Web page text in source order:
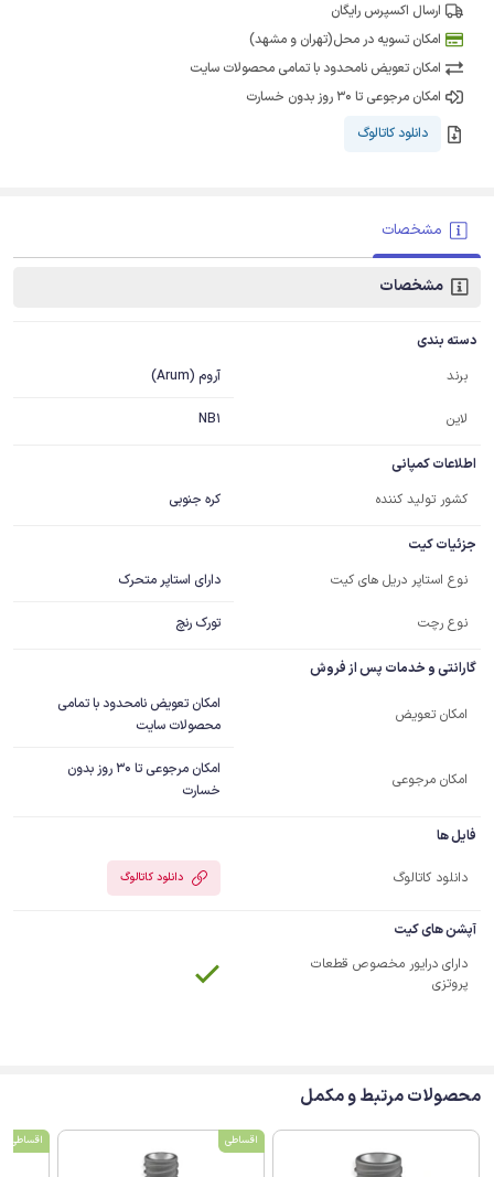
ارسال اکسپرس رایگان
امکان تسویه در محل(تهران و مشهد)
امکان تعویض نامحدود با تمامی محصولات سایت
امکان مرجوعی تا 30 روز بدون خسارت
دانلود کاتالوگ
مشخصات
مشخصات
دسته بندی
برند
آروم (Arum)
لاین NB1
اطلاعات کمپانی
کشور تولید کننده
کره جنوبی
جزئیات کیت
نوع استاپر دریل های کیت
دارای استاپر متحرک
نوع رچت تورک رنچ
گارانتی و خدمات پس از فروش
امکان تعویض
امکان تعویض نامحدود با تمامی
محصولات سایت
امکان مرجوعی
امکان مرجوعی تا 30 روز بدون
خسارت
فایل ها
دانلود کاتالوگ دانلود کاتالوگ
آپشن های کیت
دارای درایور مخصوص قطعات
پروتزی
محصولات مرتبط و مکمل
اقساطی اقساطی